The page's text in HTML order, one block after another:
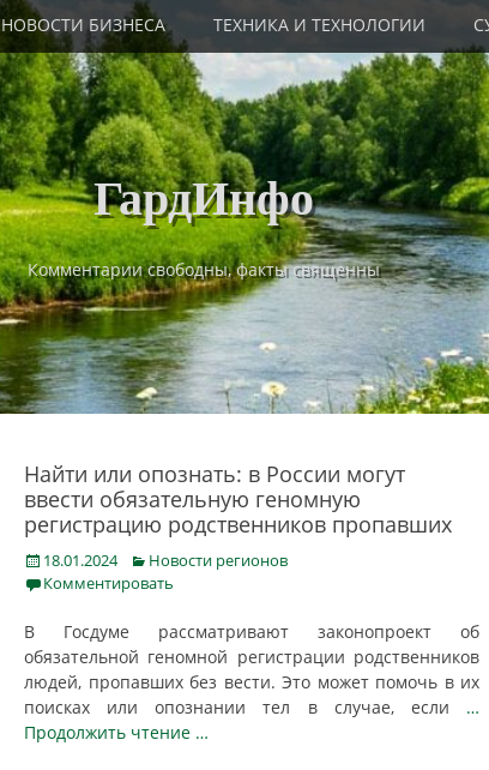
НОВОСТИ БИЗНЕСА ТЕХНИКА И ТЕХНОЛОГИИ
ГардИнфо
Комментарии свободны, факты священны
Найти или опознать: в России могут
ввести обязательную геномную
регистрацию родственников пропавших
Posted
on
18.01.2024 Categories
Новости регионов
Комментировать
В Госдуме рассматривают законопроект об
обязательной геномной регистрации родственников
людей, пропавших без вести. Это может помочь в их
поисках или опознании тел в случае, если …
Продолжить чтение …